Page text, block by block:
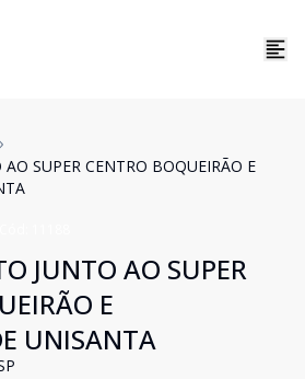
SUPER CENTRO BOQUEIRÃO E
JUNTO AO SUPER
E
UNISANTA